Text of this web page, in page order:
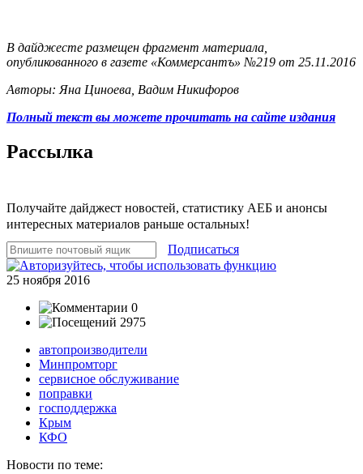
В дайджесте размещен фрагмент материала,
опубликованного в газете «Коммерсантъ» №219 от 25.11.2016
Авторы: Яна Циноева, Вадим Никифоров
Полный текст вы можете прочитать на сайте издания
Рассылка
Получайте дайджест новостей, статистику АЕБ и анонсы
интересных материалов раньше остальных!
Подписаться
25 ноября 2016
0
2975
автопроизводители
Минпромторг
сервисное обслуживание
поправки
господдержка
Крым
КФО
Новости по теме: